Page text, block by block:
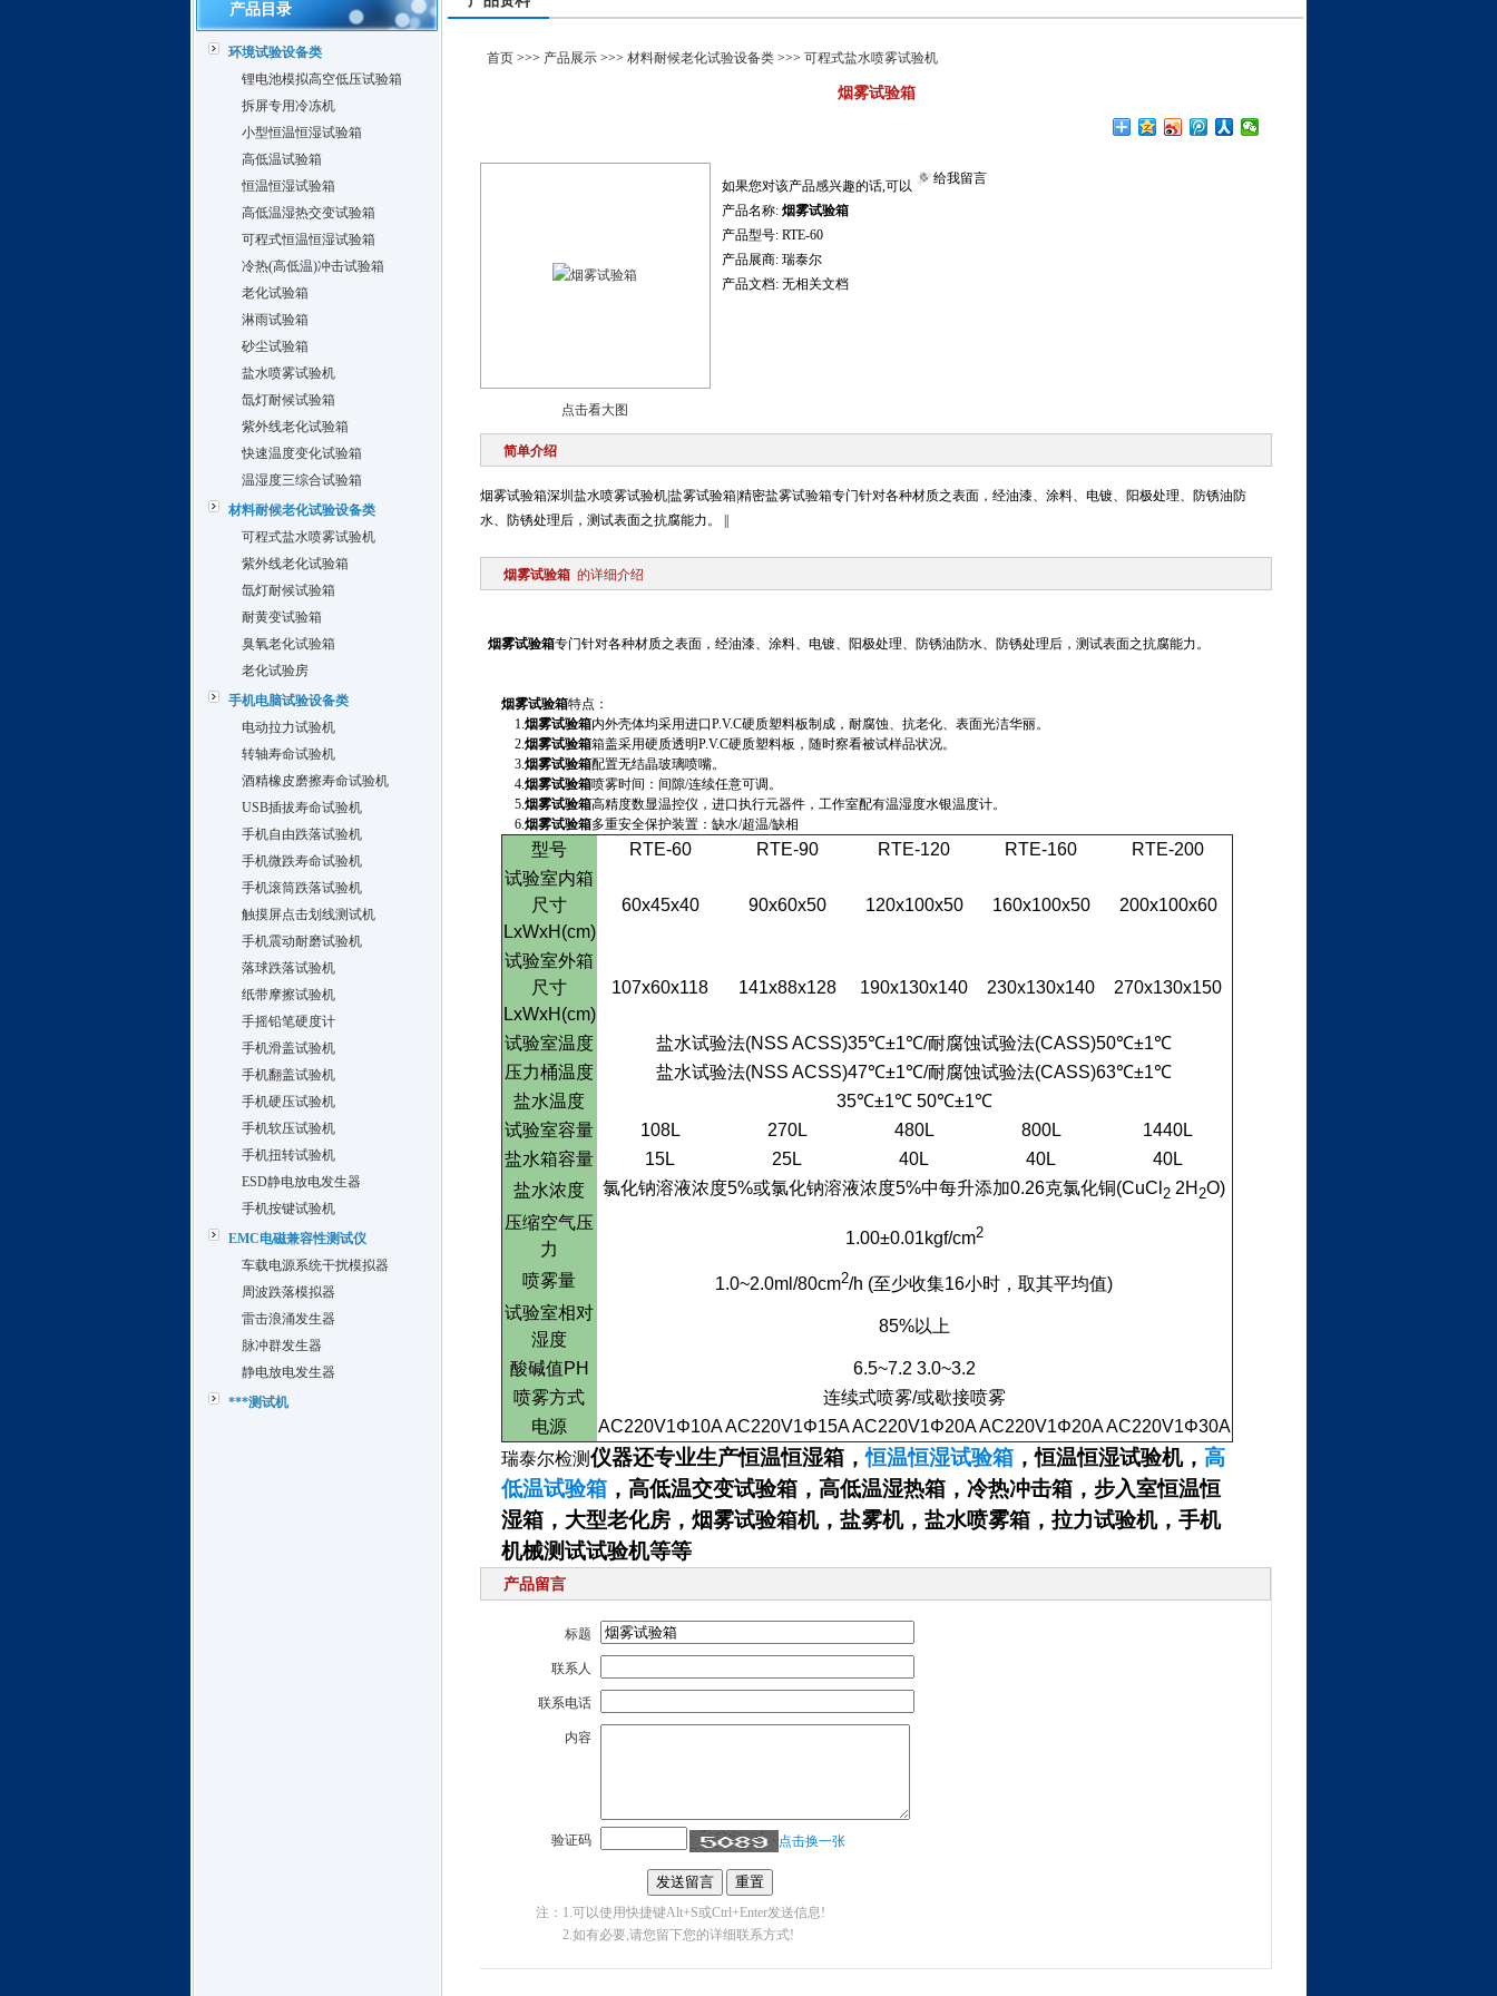
首页>>> 产品展示>>> 材料耐候老化试验设备类>>> 可程式盐水喷雾试验机
烟雾试验箱
点击看大图
如果您对该产品感兴趣的话,可以 给我留言
产品名称: 烟雾试验箱
产品型号: RTE-60
产品展商: 瑞泰尔
产品文档: 无相关文档
简单介绍
烟雾试验箱深圳盐水喷雾试验机|盐雾试验箱|精密盐雾试验箱专门针对各种材质之表面，经油漆、涂料、电镀、阳极处理、防锈油防
水、防锈处理后，测试表面之抗腐能力。 ||
烟雾试验箱 的详细介绍
烟雾试验箱专门针对各种材质之表面，经油漆、涂料、电镀、阳极处理、防锈油防水、防锈处理后，测试表面之抗腐能力。
烟雾试验箱特点：
1.烟雾试验箱内外壳体均采用进口P.V.C硬质塑料板制成，耐腐蚀、抗老化、表面光洁华丽。
2.烟雾试验箱箱盖采用硬质透明P.V.C硬质塑料板，随时察看被试样品状况。
3.烟雾试验箱配置无结晶玻璃喷嘴。
4.烟雾试验箱喷雾时间：间隙/连续任意可调。
5.烟雾试验箱高精度数显温控仪，进口执行元器件，工作室配有温湿度水银温度计。
6.烟雾试验箱多重安全保护装置：缺水/超温/缺相
型号 RTE-60 RTE-90 RTE-120 RTE-160
RTE-200
试验室内箱
尺寸
LxWxH(cm)
60x45x40 90x60x50 120x100x50 160x100x50 200x100x60
试验室外箱
尺寸
LxWxH(cm)
107x60x118 141x88x128 190x130x140 230x130x140 270x130x150
试验室温度 盐水试验法(NSS ACSS)35℃±1℃/耐腐蚀试验法(CASS)50℃±1℃
压力桶温度
盐水试验法(NSS ACSS)47℃±1℃/耐腐蚀试验法(CASS)63℃±1℃
盐水温度
35℃±1℃50℃±1℃
试验室容量
108L 270L 480L 800L
1440L
盐水箱容量
15L 25L 40L 40L
40L
盐水浓度
氯化钠溶液浓度5%或氯化钠溶液浓度5%中每升添加0.26克氯化铜(CuCl 2 2H 2O)
压缩空气压
力
1.00±0.01kgf/cm2
喷雾量 1.0~2.0ml/80cm2/h (至少收集16小时，取其平均值)
试验室相对
湿度
85%以上
酸碱值PH
6.5~7.2 3.0~3.2
喷雾方式
连续式喷雾/或歇接喷雾
电源
AC220V1Φ10AAC220V1Φ15AAC220V1Φ20AAC220V1Φ20AAC220V1Φ30A
瑞泰尔检测仪器还专业生产恒温恒湿箱，恒温恒湿试验箱，恒温恒湿试验机， 高
低温试验箱，高低温交变试验箱，高低温湿热箱，冷热冲击箱，步入室恒温恒
湿箱，大型老化房，烟雾试验箱机，盐雾机，盐水喷雾箱，拉力试验机，手机
机械测试试验机等等
产品留言
标题
联系人
联系电话
内容
验证码 点击换一张
注：1.可以使用快捷键Alt+S或Ctrl+Enter发送信息!
2.如有必要,请您留下您的详细联系方式!
产品目录
环境试验设备类
锂电池模拟高空低压试验箱
拆屏专用冷冻机
小型恒温恒湿试验箱
高低温试验箱
恒温恒湿试验箱
高低温湿热交变试验箱
可程式恒温恒湿试验箱
冷热(高低温)冲击试验箱
老化试验箱
淋雨试验箱
砂尘试验箱
盐水喷雾试验机
氙灯耐候试验箱
紫外线老化试验箱
快速温度变化试验箱
温湿度三综合试验箱
材料耐候老化试验设备类
可程式盐水喷雾试验机
紫外线老化试验箱
氙灯耐候试验箱
耐黄变试验箱
臭氧老化试验箱
老化试验房
手机电脑试验设备类
电动拉力试验机
转轴寿命试验机
酒精橡皮磨擦寿命试验机
USB插拔寿命试验机
手机自由跌落试验机
手机微跌寿命试验机
手机滚筒跌落试验机
触摸屏点击划线测试机
手机震动耐磨试验机
落球跌落试验机
纸带摩擦试验机
手摇铅笔硬度计
手机滑盖试验机
手机翻盖试验机
手机硬压试验机
手机软压试验机
手机扭转试验机
ESD静电放电发生器
手机按键试验机
EMC电磁兼容性测试仪
车载电源系统干扰模拟器
周波跌落模拟器
雷击浪涌发生器
脉冲群发生器
静电放电发生器
***测试机